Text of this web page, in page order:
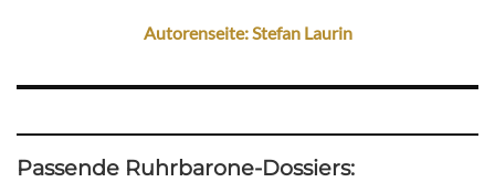
Autorenseite: Stefan Laurin
Passende Ruhrbarone-Dossiers: